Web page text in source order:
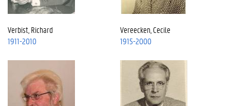
Verbist, Richard
1911-2010
Vereecken, Cecile
1915-2000